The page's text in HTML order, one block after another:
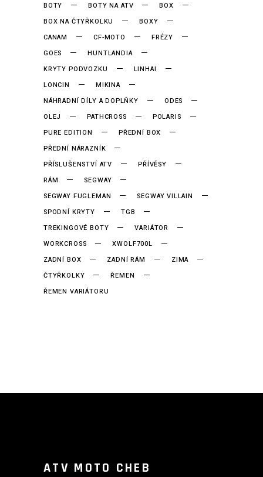
BOTY
BOTY NA ATV
BOX
BOX NA ČTYŘKOLKU
BOXY
CANAM
CF-MOTO
FRÉZY
GOES
HUNTLANDIA
KRYTY PODVOZKU
LINHAI
LONCIN
MIKINA
NÁHRADNÍ DÍLY A DOPLŇKY
ODES
OLEJ
PATHCROSS
POLARIS
PURE EDITION
PŘEDNÍ BOX
PŘEDNÍ NÁRAZNÍK
PŘÍSLUŠENSTVÍ ATV
PŘÍVĚSY
RÁM
SEGWAY
SEGWAY FUGLEMAN
SEGWAY VILLAIN
SPODNÍ KRYTY
TGB
TREKINGOVÉ BOTY
VARIÁTOR
WORKCROSS
XWOLF700L
ZADNÍ BOX
ZADNÍ RÁM
ZIMA
ČTYŘKOLKY
ŘEMEN
ŘEMEN VARIÁTORU
ATV MOTO CHEB